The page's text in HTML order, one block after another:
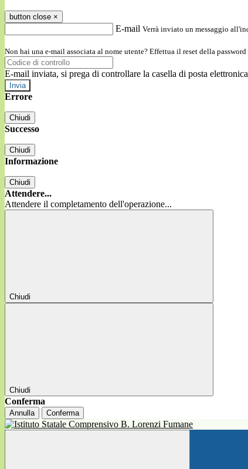
button close ×
E-mail Verrà inviato un messaggio
Non hai una e-mail associata al nome utente? Effettua il reset della
E-mail inviata, si prega di controllare la casella di posta
Errore
Chiudi
Successo
Chiudi
Informazione
Chiudi
Attendere...
Attendere il completamento dell'operazione...
Chiudi
Chiudi
Conferma
Annulla Conferma